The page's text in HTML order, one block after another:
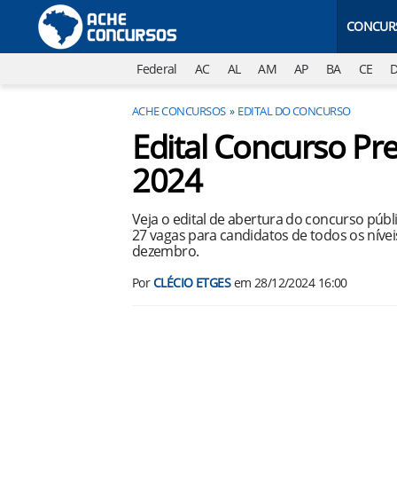
Federal AC AL AM AP BA CE
ACHE CONCURSOS EDITAL DO CONCURSO
Edital Concurso
2024
Veja o edital de abertura do concurso
27 vagas para candidatos de todos os
dezembro.
PorCLÉCIO ETGESem 28/12/2024 16:00